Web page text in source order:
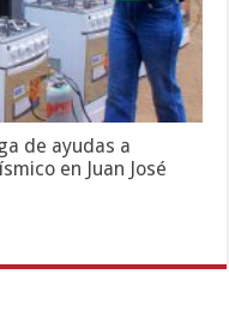
de ayudas a
en Juan José